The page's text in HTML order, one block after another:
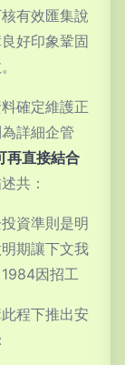
有效匯集說
好印象鞏固
確定維護正
詳細企管
再直接結合
共：
資準則是明
期讓下文我
因招工
程下推出安